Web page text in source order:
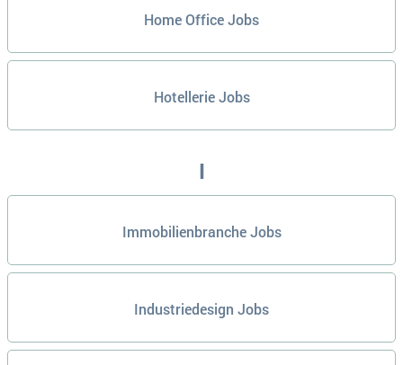
Home Office Jobs
Hotellerie Jobs
I
Immobilienbranche Jobs
Industriedesign Jobs